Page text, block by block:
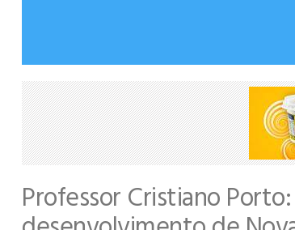
Professor Cristiano